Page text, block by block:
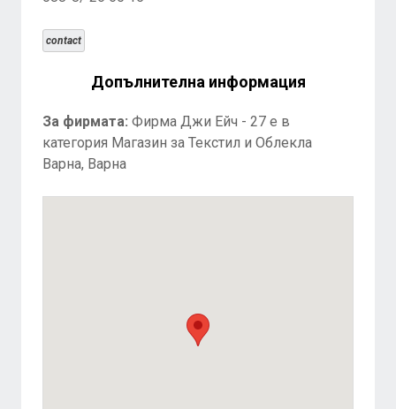
contact
Допълнителна информация
За фирмата: Фирма Джи Ейч - 27 е в
категория Магазин за Текстил и Облекла
Варна, Варна